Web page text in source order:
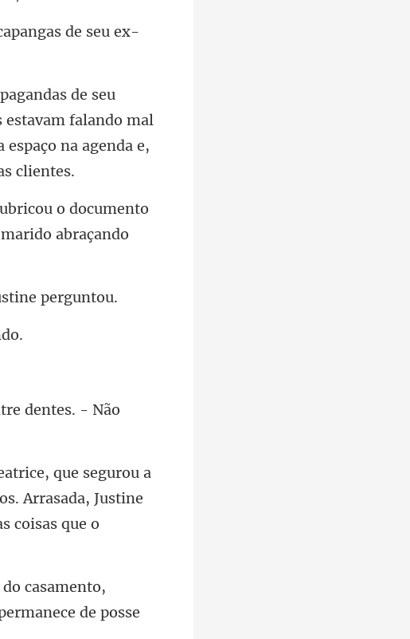
de s
estavam falando mal
o documento
dentes. - Não
Arrasada, Justine
do casamento,